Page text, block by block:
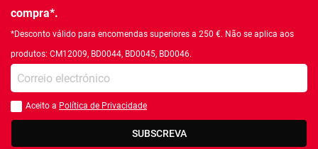
compra*.
*Desconto válido para encomendas superiores a 250 €. Não se aplica aos
produtos: CM12009, BD0044, BD0045, BD0046.
Introduza o seu email
Você deve aceitar a política de privacidade
Aceito a Política de Privacidade
SUBSCREVA